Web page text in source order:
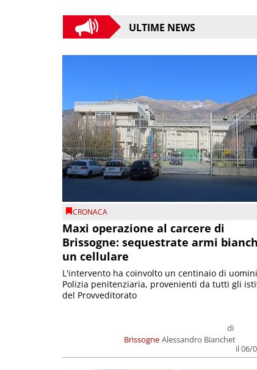
ULTIME NEWS
CRONACA
Maxi operazione al carcere di
Brissogne: sequestrate armi
un cellulare
Brissogne
di
Alessandro Bianchet
il 06/
L'intervento ha coinvolto un centinaio di
Polizia penitenziaria, provenienti da tutti gli
del Provveditorato